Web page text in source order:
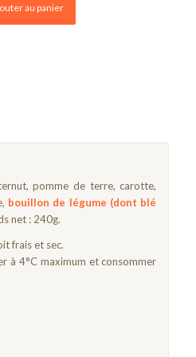
au panier
pomme de terre, carotte,
bouillon de légume (dont blé
net : 240g.
frais et sec.
à 4°C maximum et consommer